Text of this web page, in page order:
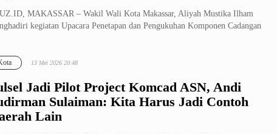
MAKASSAR – Wakil Wali Kota Makassar, Aliyah Mustika Ilham
kegiatan Upacara Penetapan dan Pengukuhan Komponen Cadangan
Jadi Pilot Project Komcad ASN, Andi
Sulaiman: Kita Harus Jadi Contoh
Lain
13 Mei 2026 20:48